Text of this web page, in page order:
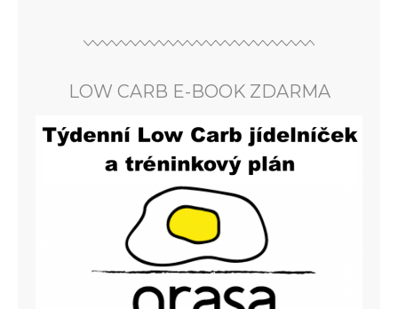
LOW CARB E-BOOK ZDARMA